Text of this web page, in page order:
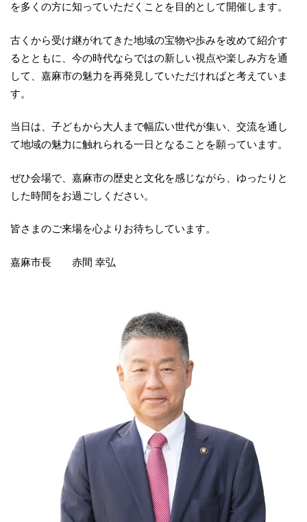
を多くの方に知っていただくことを目的として開催します。
古くから受け継がれてきた地域の宝物や歩みを改めて紹介す
るとともに、今の時代ならではの新しい視点や楽しみ方を通
して、嘉麻市の魅力を再発見していただければと考えていま
す。
当日は、子どもから大人まで幅広い世代が集い、交流を通し
て地域の魅力に触れられる一日となることを願っています。
ぜひ会場で、嘉麻市の歴史と文化を感じながら、ゆったりと
した時間をお過ごしください。
皆さまのご来場を心よりお待ちしています。
嘉麻市長 赤間 幸弘